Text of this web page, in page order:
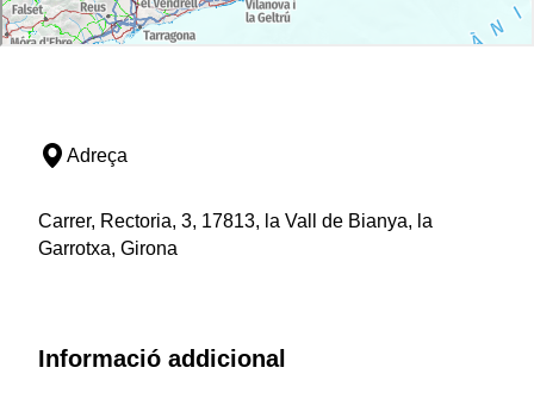
Adreça
Carrer, Rectoria, 3, 17813, la Vall de Bianya, la
Garrotxa, Girona
Informació addicional